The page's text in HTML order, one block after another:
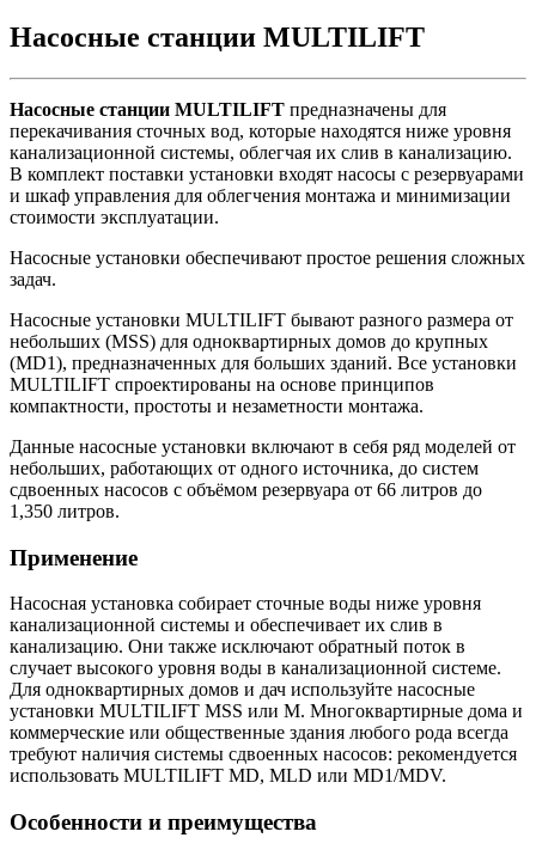
Насосные станции MULTILIFT
Насосные станции MULTILIFT предназначены для
перекачивания сточных вод, которые находятся ниже уровня
канализационной системы, облегчая их слив в канализацию.
В комплект поставки установки входят насосы с резервуарами
и шкаф управления для облегчения монтажа и минимизации
стоимости эксплуатации.
Насосные установки обеспечивают простое решения сложных
задач.
Насосные установки MULTILIFT бывают разного размера от
небольших (MSS) для одноквартирных домов до крупных
(MD1), предназначенных для больших зданий. Все установки
MULTILIFT спроектированы на основе принципов
компактности, простоты и незаметности монтажа.
Данные насосные установки включают в себя ряд моделей от
небольших, работающих от одного источника, до систем
сдвоенных насосов с объёмом резервуара от 66 литров до
1,350 литров.
Применение
Насосная установка собирает сточные воды ниже уровня
канализационной системы и обеспечивает их слив в
канализацию. Они также исключают обратный поток в
случает высокого уровня воды в канализационной системе.
Для одноквартирных домов и дач используйте насосные
установки MULTILIFT MSS или M. Многоквартирные дома и
коммерческие или общественные здания любого рода всегда
требуют наличия системы сдвоенных насосов: рекомендуется
использовать MULTILIFT MD, MLD или MD1/MDV.
Особенности и преимущества